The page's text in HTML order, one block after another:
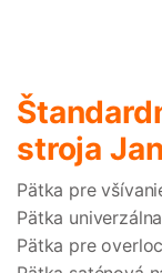
stroja
Pätka pre
Pätka
Pätka pre